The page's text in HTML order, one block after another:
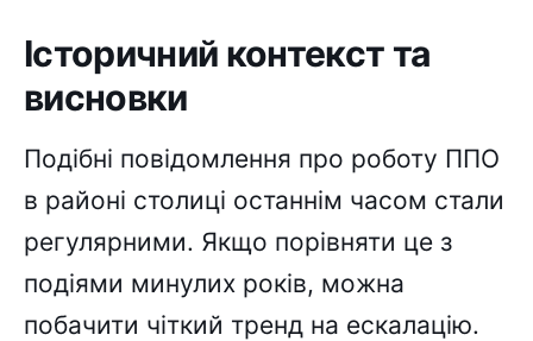
Історичний контекст та
висновки
Подібні повідомлення про роботу ППО
в районі столиці останнім часом стали
регулярними. Якщо порівняти це з
подіями минулих років, можна
побачити чіткий тренд на ескалацію.